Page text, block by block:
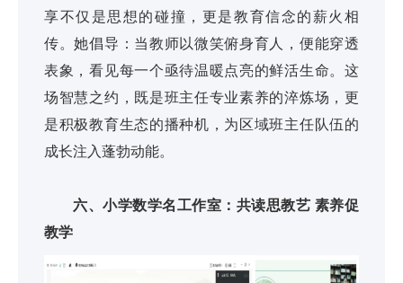
享不仅是思想的碰撞，更是教育信念的薪火相
传。她倡导：当教师以微笑俯身育人，便能穿透
表象，看见每一个亟待温暖点亮的鲜活生命。这
场智慧之约，既是班主任专业素养的淬炼场，更
是积极教育生态的播种机，为区域班主任队伍的
成长注入蓬勃动能。
六、小学数学名工作室：共读思教艺 素养促
教学